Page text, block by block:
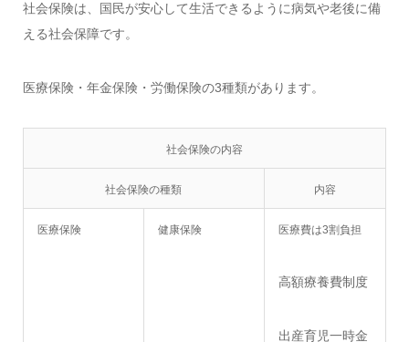
社会保険は、国民が安心して生活できるように病気や老後に備
える社会保障です。
医療保険・年金保険・労働保険の3種類があります。
社会保険の内容
社会保険の種類 内容
医療保険 健康保険 医療費は3割負担
高額療養費制度
出産育児一時金